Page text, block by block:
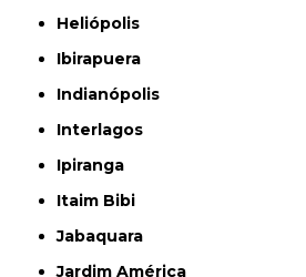
Heliópolis
Ibirapuera
Indianópolis
Interlagos
Ipiranga
Itaim Bibi
Jabaquara
Jardim América